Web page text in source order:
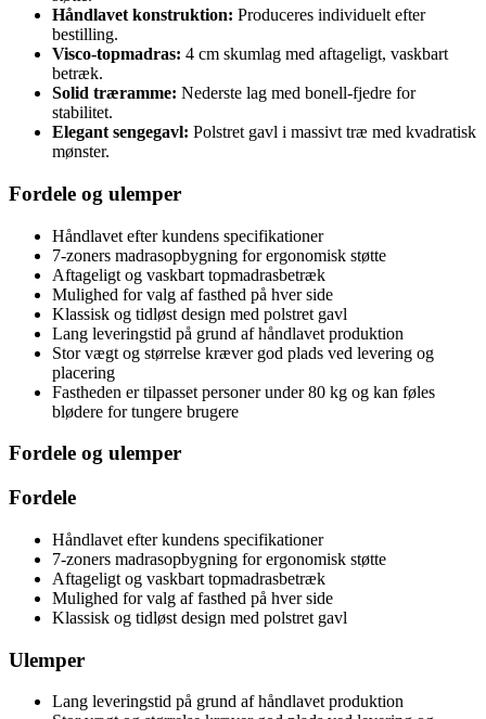
Håndlavet konstruktion: Produceres individuelt efter
bestilling.
Visco-topmadras: 4 cm skumlag med aftageligt, vaskbart
betræk.
Solid træramme: Nederste lag med bonell-fjedre for
stabilitet.
Elegant sengegavl: Polstret gavl i massivt træ med kvadratisk
mønster.
Fordele og ulemper
Håndlavet efter kundens specifikationer
7-zoners madrasopbygning for ergonomisk støtte
Aftageligt og vaskbart topmadrasbetræk
Mulighed for valg af fasthed på hver side
Klassisk og tidløst design med polstret gavl
Lang leveringstid på grund af håndlavet produktion
Stor vægt og størrelse kræver god plads ved levering og
placering
Fastheden er tilpasset personer under 80 kg og kan føles
blødere for tungere brugere
Fordele og ulemper
Fordele
Håndlavet efter kundens specifikationer
7-zoners madrasopbygning for ergonomisk støtte
Aftageligt og vaskbart topmadrasbetræk
Mulighed for valg af fasthed på hver side
Klassisk og tidløst design med polstret gavl
Ulemper
Lang leveringstid på grund af håndlavet produktion